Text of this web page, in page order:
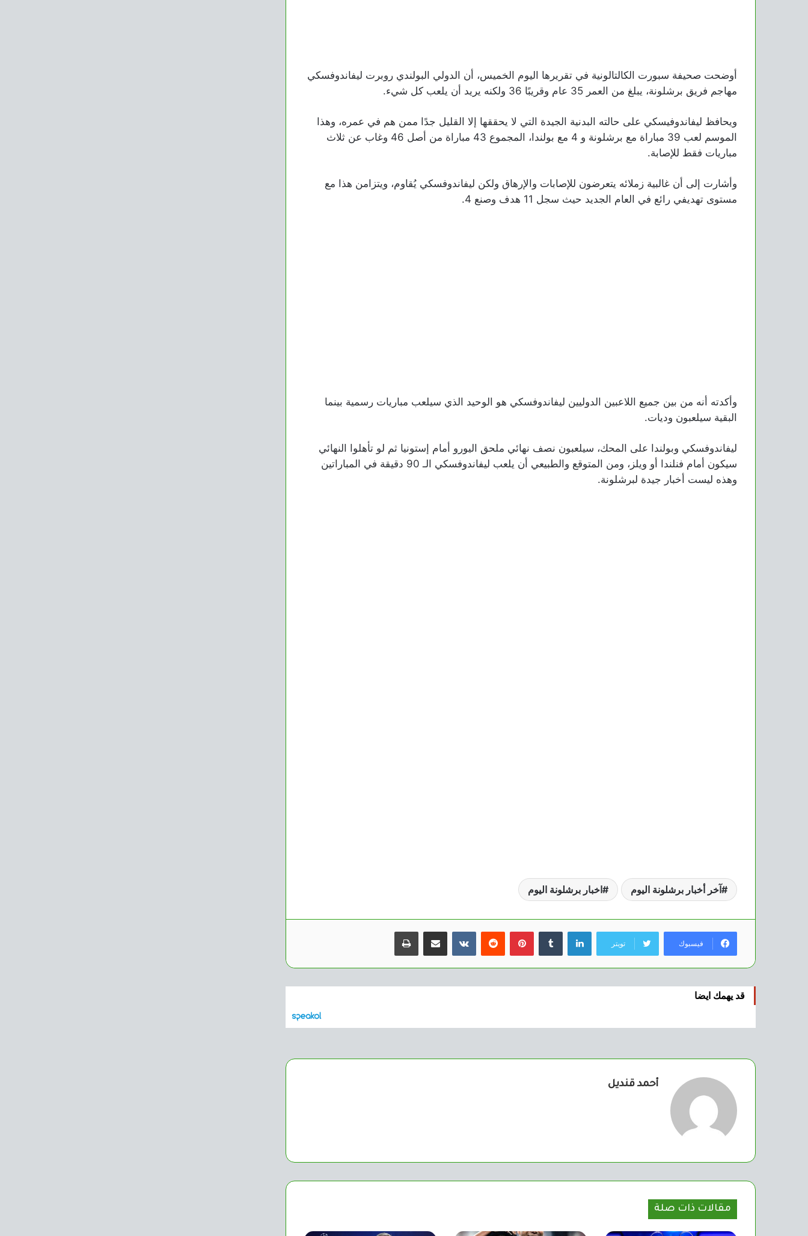
أوضحت صحيفة سبورت الكالتالونية في تقريرها اليوم الخميس، أن الدولي البولندي روبرت ليفاندوفسكي
مهاجم فريق برشلونة، يبلغ من العمر 35 عام وقريبًا 36 ولكنه يريد أن يلعب كل شيء.
ويحافظ ليفاندوفيسكي على حالته البدنية الجيدة التي لا يحققها إلا القليل جدًا ممن هم في عمره، وهذا
الموسم لعب 39 مباراة مع برشلونة و 4 مع بولندا، المجموع 43 مباراة من أصل 46 وغاب عن ثلاث
مباريات فقط للإصابة.
وأشارت إلى أن غالبية زملائه يتعرضون للإصابات والإرهاق ولكن ليفاندوفسكي يُقاوم، ويتزامن هذا مع
مستوى تهديفي رائع في العام الجديد حيث سجل 11 هدف وصنع 4.
وأكدته أنه من بين جميع اللاعبين الدوليين ليفاندوفسكي هو الوحيد الذي سيلعب مباريات رسمية بينما
البقية سيلعبون وديات.
ليفاندوفسكي وبولندا على المحك، سيلعبون نصف نهائي ملحق اليورو أمام إستونيا ثم لو تأهلوا النهائي
سيكون أمام فنلندا أو ويلز، ومن المتوقع والطبيعي أن يلعب ليفاندوفسكي الـ 90 دقيقة في المباراتين
وهذه ليست أخبار جيدة لبرشلونة.
آخر أخبار برشلونة اليوم اخبار برشلونة اليوم
فيسبوك تويتر
لينكدإن بينتيريست مشاركة عبر البريد طباعة
قد يهمك ايضا
أحمد قنديل
مقالات ذات صلة